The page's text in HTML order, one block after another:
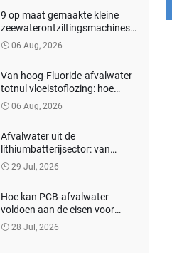
9 op maat gemaakte kleine
zeewaterontziltingsmachines
voor Filippijnse klant
06 Aug, 2026
Van hoog-Fluoride-afvalwater
totnul vloeistoflozing: hoe
kunnen lithiumbatterijbedrijven
de kosten voor
06 Aug, 2026
Afvalwater uit de
lithiumbatterijsector: van
“lozingsnaleving” tot
terugwinning van hulpbronnen
29 Jul, 2026
Hoe kan PCB-afvalwater
voldoen aan de eisen voor
lozing en onschadelijke
behandeling?
28 Jul, 2026